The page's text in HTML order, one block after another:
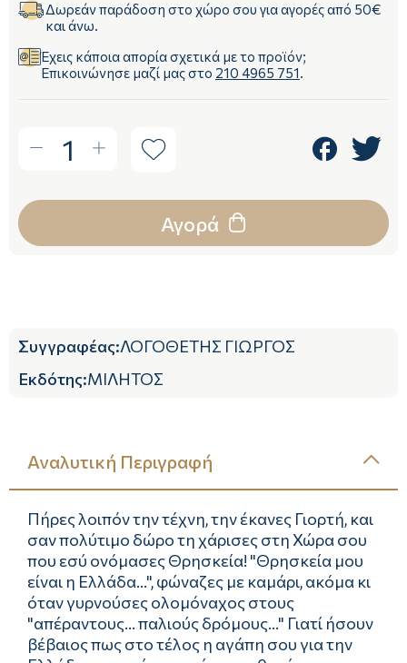
Δωρεάν παράδοση στο χώρο σου για αγορές από 50€
και άνω.
Έχεις κάποια απορία σχετικά με το προϊόν;
Επικοινώνησε μαζί μας στο 210 4965 751.
1
Αγορά
Συγγραφέας:ΛΟΓΟΘΕΤΗΣ ΓΙΩΡΓΟΣ
Εκδότης:ΜΙΛΗΤΟΣ
Αναλυτική Περιγραφή
Πήρες λοιπόν την τέχνη, την έκανες Γιορτή, και
σαν πολύτιμο δώρο τη χάρισες στη Χώρα σου
που εσύ ονόμασες Θρησκεία! "Θρησκεία μου
είναι η Ελλάδα...", φώναζες με καμάρι, ακόμα κι
όταν γυρνούσες ολομόναχος στους
"απέραντους... παλιούς δρόμους..." Γιατί ήσουν
βέβαιος πως στο τέλος η αγάπη σου για την